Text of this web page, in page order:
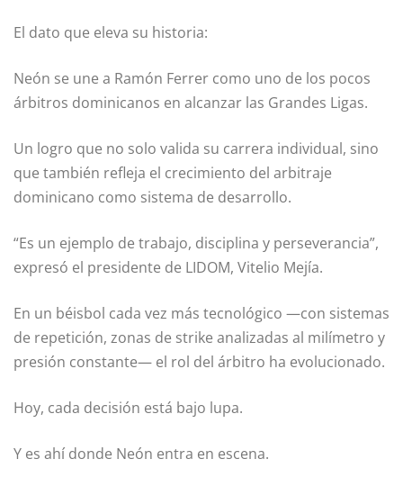
El dato que eleva su historia:
Neón se une a Ramón Ferrer como uno de los pocos
árbitros dominicanos en alcanzar las Grandes Ligas.
Un logro que no solo valida su carrera individual, sino
que también refleja el crecimiento del arbitraje
dominicano como sistema de desarrollo.
“Es un ejemplo de trabajo, disciplina y perseverancia”,
expresó el presidente de LIDOM, Vitelio Mejía.
En un béisbol cada vez más tecnológico —con sistemas
de repetición, zonas de strike analizadas al milímetro y
presión constante— el rol del árbitro ha evolucionado.
Hoy, cada decisión está bajo lupa.
Y es ahí donde Neón entra en escena.